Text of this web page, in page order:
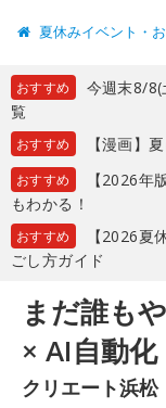
夏休みイベント・
おすすめ
今週末8/
覧
おすすめ 【漫画】
おすすめ
【2026年
もわかる！
おすすめ
【2026夏
ごし方ガイド
まだ誰も
× AI自動
クリエート浜松